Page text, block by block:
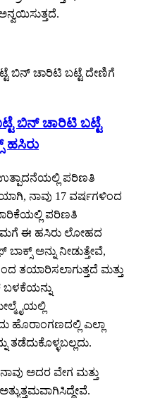
ಬಿನ್ ಚಾರಿಟಿ ಬಟ್ಟೆ
ಹಸಿರು
ಪರಿಣತಿ
ನಾವು 17 ವರ್ಷಗಳಿಂದ
ಪರಿಣತಿ
ನಿಮಗೆ ಈ ಹಸಿರು ಲೋಹದ
ಅನ್ನು ನೀಡುತ್ತೇವೆ,
ತಯಾರಿಸಲಾಗುತ್ತದೆ ಮತ್ತು
ಬಳಕೆಯನ್ನು
ಹೊರಾಂಗಣದಲ್ಲಿ ಎಲ್ಲಾ
ಅದರ ವೇಗ ಮತ್ತು